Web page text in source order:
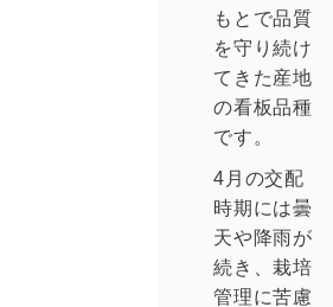
もとで品質
を守り続け
てきた産地
の看板品種
です。
4月の交配
時期には曇
天や降雨が
続き、栽培
管理に苦慮